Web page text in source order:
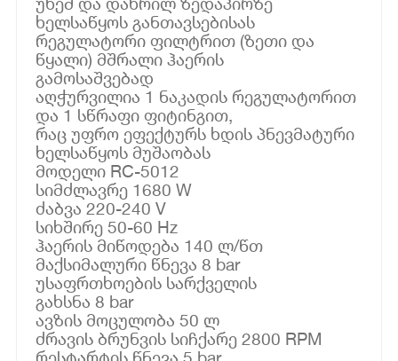
ხელსაწყოს განთავსებისას
რეგულატორი ფილტრით (ზეთი და
წყალი) მშრალი ჰაერის
გამოსაშვებად
აღჭურვილია 1 ნაკადის რეგულატორით
და 1 სწრაფი ფიტინგით,
რაც უფრო ეფექტურს ხდის პნევმატური
ხელსაწყოს მუშაობას
მოდელი RC-5012
სიმძლავრე 1680 W
ძაბვა 220-240 V
სიხშირე 50-60 Hz
ჰაერის მიწოდება 140 ლ/წთ
მაქსიმალური წნევა 8 bar
უსაფრთხოების სარქველის
გახსნა 8 bar
ავზის მოცულობა 50 ლ
ძრავის ბრუნვის სიჩქარე 2800 RPM
რესტარტის წნევა 5 bar